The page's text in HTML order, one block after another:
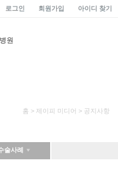
로그인 회원가입 아이디 찾기
홈 > 제이피 미디어 > 공지사항
술사례